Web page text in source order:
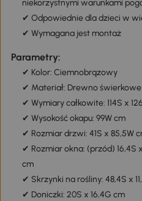
niekorzystnymi warunkami
✔ Odpowiednie dla dzieci w
✔ Wymagana jest montaż
Parametry:
✔ Kolor: Ciemnobrązowy
✔ Materiał: Drewno świerkowe
✔ Wymiary całkowite: 114S x
✔ Wysokość okapu: 99W cm
✔ Rozmiar drzwi: 41S x 85,5W
✔ Rozmiar okna: (przód) 16,4S
cm
✔ Skrzynki na rośliny: 48,4S x
✔ Doniczki: 20S x 16,4G cm